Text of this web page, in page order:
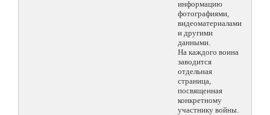
информацию
фотографиями,
видеоматериалами
и другими
данными.
На каждого воина
заводится
отдельная
страница,
посвященная
конкретному
участнику войны.